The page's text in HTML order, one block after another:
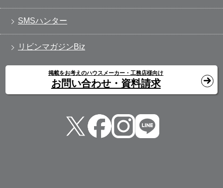
SMSハンター
リビンマガジンBiz
掲載をお考えのハウスメーカー・工務店様向け
お問い合わせ・資料請求